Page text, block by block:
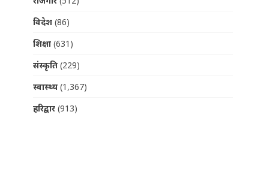
विदेश(86)
शिक्षा(631)
संस्कृति(229)
स्वास्थ्य(1,367)
हरिद्वार(913)